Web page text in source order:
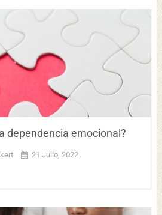
dependencia emocional?
21 Julio, 2022